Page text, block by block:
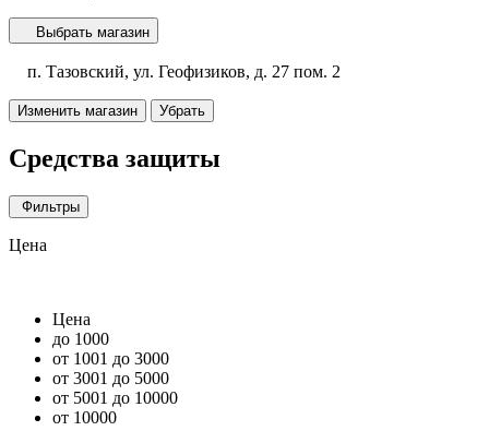
Выбрать магазин
п. Тазовский, ул. Геофизиков, д. 27 пом. 2
Изменить магазин Убрать
Средства защиты
Фильтры
Цена
Цена
до 1000
от 1001 до 3000
от 3001 до 5000
от 5001 до 10000
от 10000